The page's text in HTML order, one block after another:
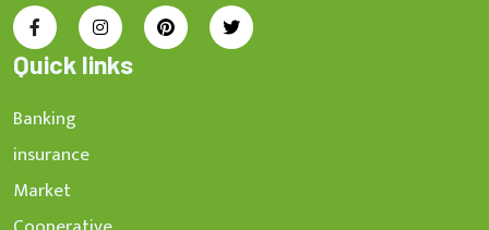
Quick links
Banking
insurance
Market